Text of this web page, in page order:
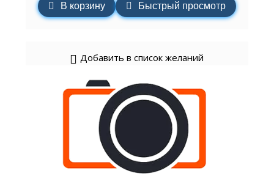
В корзину Быстрый просмотр
Добавить в список желаний